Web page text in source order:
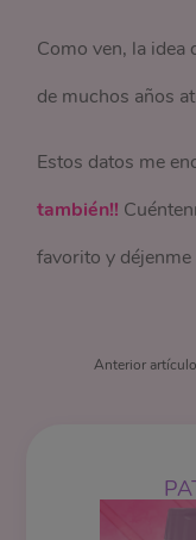
Como ven, la idea
de muchos años
Estos datos me
también!!
favorito y
Anterior artículo